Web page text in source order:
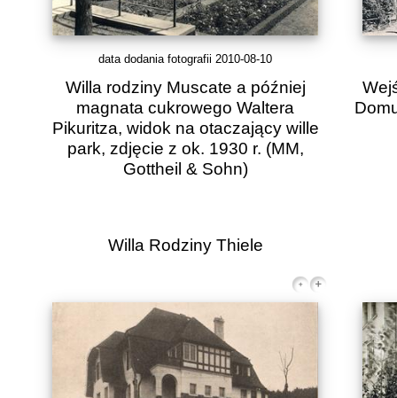
data dodania fotografii 2010-08-10
Willa rodziny Muscate a później
magnata cukrowego Waltera
Pikuritza, widok na otaczający wille
park, zdjęcie z ok. 1930 r. (MM,
Gottheil & Sohn)
Willa Rodziny Thiele